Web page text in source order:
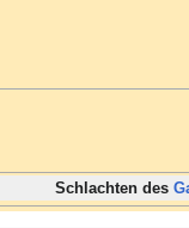
Schlachten des